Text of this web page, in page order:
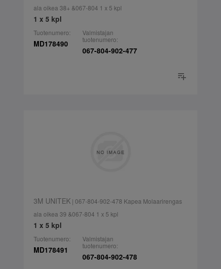
ala oikea 38+ &067-804 1 x 5 kpl
1 x 5 kpl
Tuotenumero:
MD178490
Valmistajan
tuotenumero:
067-804-902-477
3M UNITEK| 067-804-902-478 Kapea Molaarirengas
ala oikea 39 &067-804 1 x 5 kpl
1 x 5 kpl
Tuotenumero:
MD178491
Valmistajan
tuotenumero:
067-804-902-478